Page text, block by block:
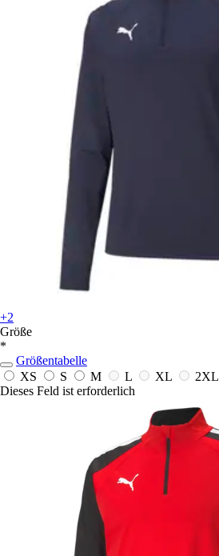
+2
Größe
*
Größentabelle
XS
S M L XL 2XL
Dieses Feld ist erforderlich